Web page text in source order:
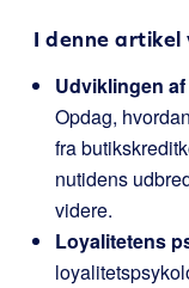
I denne
Udviklingen
Opdag,
fra
nutidens
videre.
Loyalitetens